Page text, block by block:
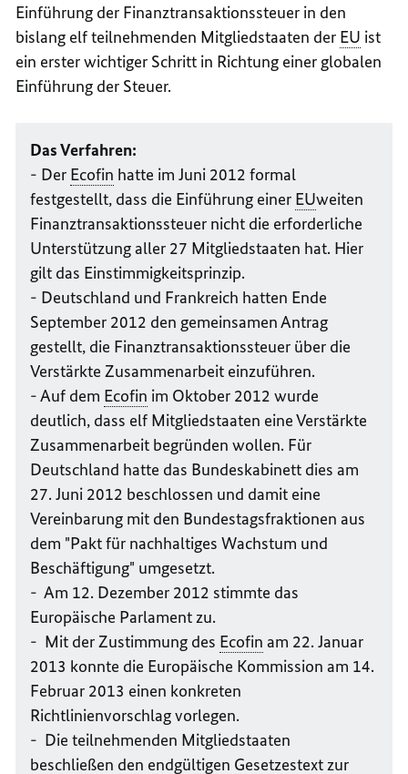
Einführung der Finanztransaktionssteuer in den
bislang elf teilnehmenden Mitgliedstaaten der EU ist
ein erster wichtiger Schritt in Richtung einer globalen
Einführung der Steuer.
Das Verfahren:
- Der Ecofin hatte im Juni 2012 formal
festgestellt, dass die Einführung einer EUweiten
Finanztransaktionssteuer nicht die erforderliche
Unterstützung aller 27 Mitgliedstaaten hat. Hier
gilt das Einstimmigkeitsprinzip.
- Deutschland und Frankreich hatten Ende
September 2012 den gemeinsamen Antrag
gestellt, die Finanztransaktionssteuer über die
Verstärkte Zusammenarbeit einzuführen.
- Auf dem Ecofin im Oktober 2012 wurde
deutlich, dass elf Mitgliedstaaten eine Verstärkte
Zusammenarbeit begründen wollen. Für
Deutschland hatte das Bundeskabinett dies am
27. Juni 2012 beschlossen und damit eine
Vereinbarung mit den Bundestagsfraktionen aus
dem "Pakt für nachhaltiges Wachstum und
Beschäftigung" umgesetzt.
- Am 12. Dezember 2012 stimmte das
Europäische Parlament zu.
- Mit der Zustimmung des Ecofin am 22. Januar
2013 konnte die Europäische Kommission am 14.
Februar 2013 einen konkreten
Richtlinienvorschlag vorlegen.
- Die teilnehmenden Mitgliedstaaten
beschließen den endgültigen Gesetzestext zur